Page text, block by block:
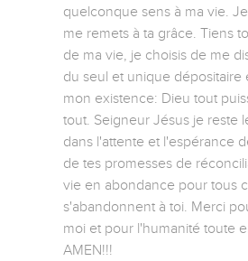
quelconque sens à ma vie.
me remets à ta grâce. Tiens
de ma vie, je choisis de me
du seul et unique dépositaire
mon existence: Dieu tout
tout. Seigneur Jésus je reste
dans l'attente et l'espérance
de tes promesses de
vie en abondance pour tous
s'abandonnent à toi. Merci
moi et pour l'humanité toute
AMEN!!!